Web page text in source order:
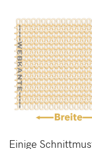
Einige